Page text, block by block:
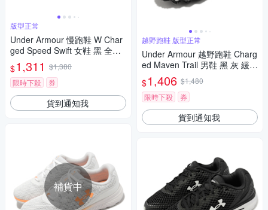
版型正常
Under Armour 慢跑鞋 W Char
ged Speed Swift 女鞋 黑 全黑
運動鞋 UA 3027006002
$1,311 $1,380
限時下殺
券
貨到通知我
補貨中
越野跑鞋 版型正常
Under Armour 越野跑鞋 Charg
ed Maven Trail 男鞋 黑 灰 緩震
運動鞋 UA 3026143101
$1,406 $1,480
限時下殺
券
貨到通知我